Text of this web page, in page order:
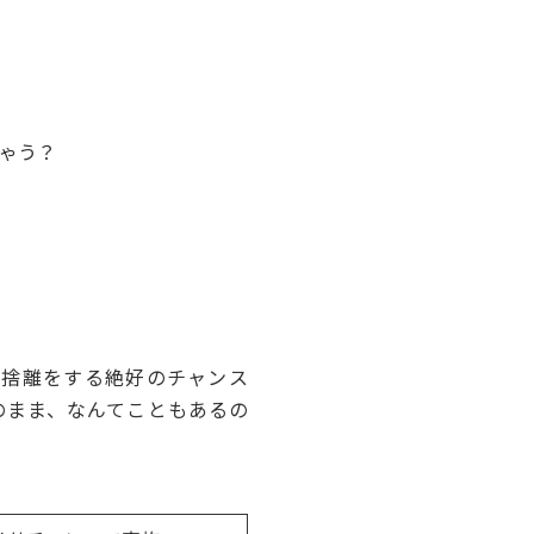
う？
離をする絶好のチャンス
ま、なんてこともあるの